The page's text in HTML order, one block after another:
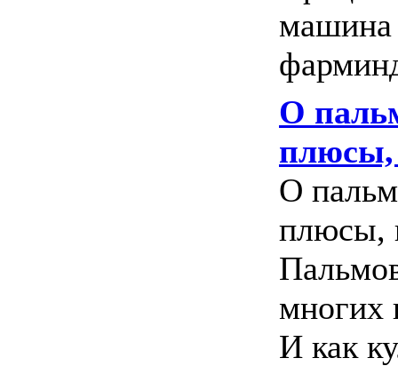
машина
О
плюсы,
О
плюсы,
многих
И как